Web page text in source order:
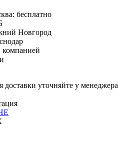
бесплатно
Новгород
компанией
доставки уточняйте у менеджера